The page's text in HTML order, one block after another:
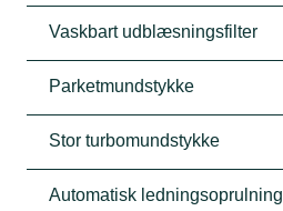
Vaskbart udblæsningsfilter
Parketmundstykke
Stor turbomundstykke
Automatisk ledningsoprulning